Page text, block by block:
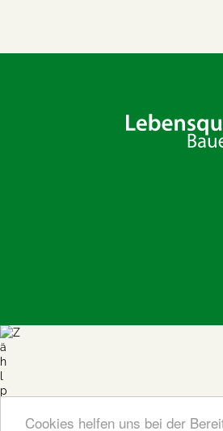
Cookies helfen uns bei der